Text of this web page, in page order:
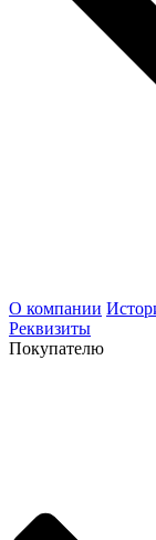
О компании
Реквизиты
Покупателю